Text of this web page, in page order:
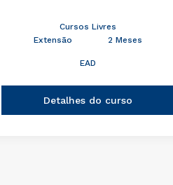
Cursos Livres
Extensão
2 Meses
EAD
Detalhes do curso